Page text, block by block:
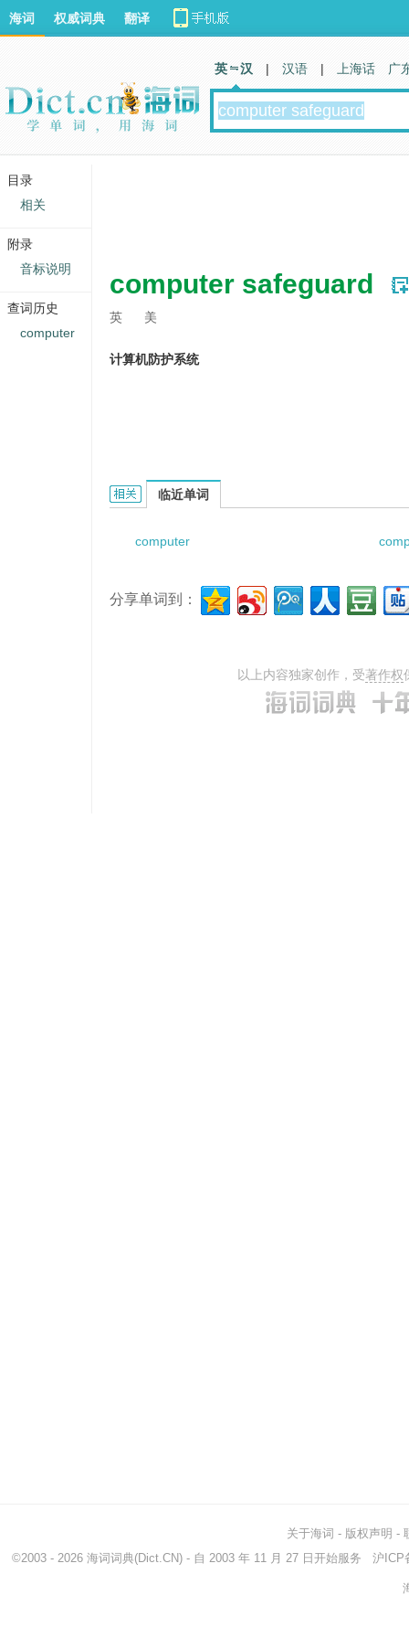
computer safeguard
英 美
计算机防护系统
computer safeguard的相关资料：
临近单词
computer
分享单词到：
以上内容独家创作，受著作权
海词 权威词典 翻译
英 汉 | 汉语 | 上海话 广
关于海词 - 版权声明 -
©2003 - 2026 海词词典(Dict.CN) - 自 2003 年 11 月 27 日开始服务 沪ICP
目录
相关
附录
音标说明
查词历史
computer